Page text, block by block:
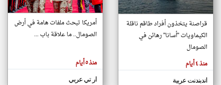
تغيير الدولة
اخبار الصومال على مدار الساعة
أهم اخبار الصومال العاجلة والمباشرة
المقالات
هنا عن
وجهة
كاتبيها.
قراصنة يتخذون أفراد طاقم ناقلة
الكيماويات "أسانا" رهائن في
الصومال
منذ ٤ أيام
اندبندنت عربية
أمريكا تبحث ملفات هامة في أرض
الصومال.. ما علاقة باب ...
منذ ٥ أيام
ار تي عربي
klyoum.com